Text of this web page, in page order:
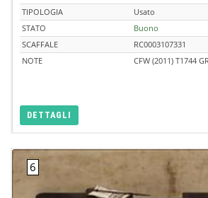
TIPOLOGIA
Usato
STATO
Buono
SCAFFALE
RC0003107331
NOTE
CFW (2011) T1744
DETTAGLI